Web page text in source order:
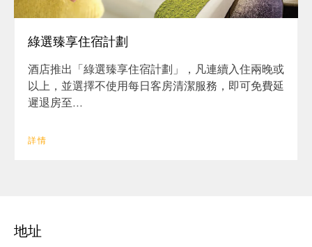
綠選臻享住宿計劃
酒店推出「綠選臻享住宿計劃」，凡連續入住兩晚或
以上，並選擇不使用每日客房清潔服務，即可免費延
遲退房至...
詳情
地址